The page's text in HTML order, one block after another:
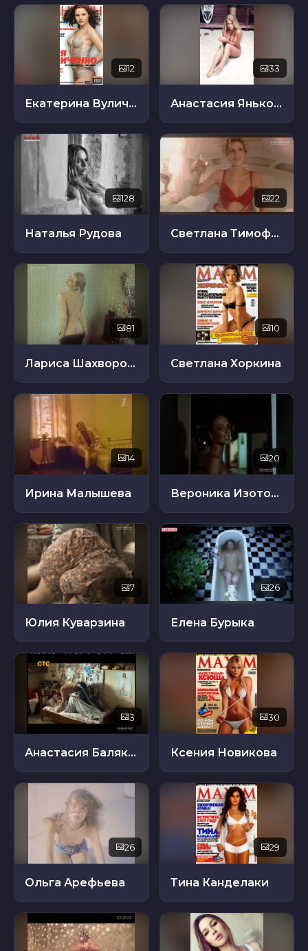
12
Екатерина Вуличенко
33
Анастасия Янькова
128
Наталья Рудова
22
Светлана Тимофеева-Летуновская
81
Лариса Шахворостова
10
Светлана Хоркина
14
Ирина Малышева
20
Вероника Изотова
7
Юлия Куварзина
26
Елена Бурыка
3
Анастасия Балякина
30
Ксения Новикова
26
Ольга Арефьева
29
Тина Канделаки